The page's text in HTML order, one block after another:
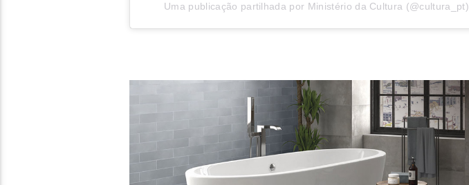
Uma publicação partilhada por Ministério da Cultura (@cultura_pt)